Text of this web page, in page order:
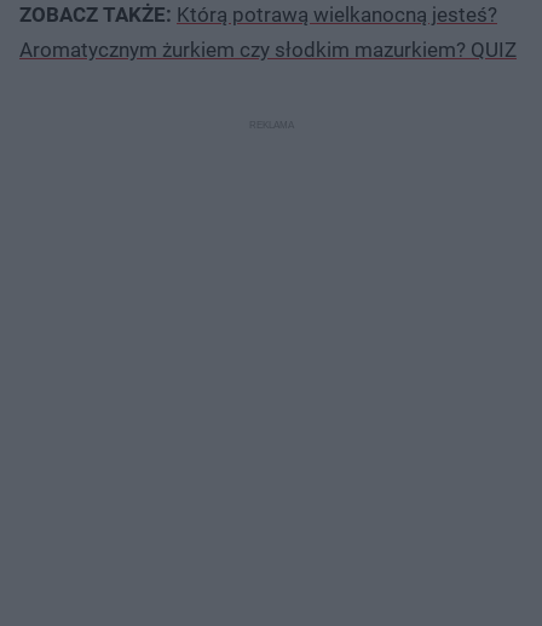
ZOBACZ TAKŻE: Którą potrawą wielkanocną jesteś?
Aromatycznym żurkiem czy słodkim mazurkiem? QUIZ